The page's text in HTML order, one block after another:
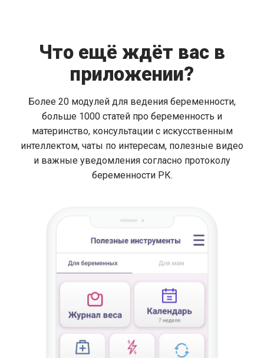
Что ещё ждёт вас в
приложении?
Более 20 модулей для ведения беременности,
больше 1000 статей про беременность и
материнство, консультации с искусственным
интеллектом, чаты по интересам, полезные видео
и важные уведомления согласно протоколу
беременности РК.